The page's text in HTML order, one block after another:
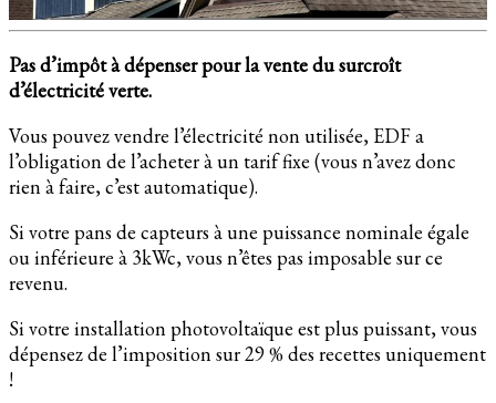
Pas d’impôt à dépenser pour la vente du surcroît
d’électricité verte.
Vous pouvez vendre l’électricité non utilisée, EDF a
l’obligation de l’acheter à un tarif fixe (vous n’avez donc
rien à faire, c’est automatique).
Si votre pans de capteurs à une puissance nominale égale
ou inférieure à 3kWc, vous n’êtes pas imposable sur ce
revenu.
Si votre installation photovoltaïque est plus puissant, vous
dépensez de l’imposition sur 29 % des recettes uniquement
!